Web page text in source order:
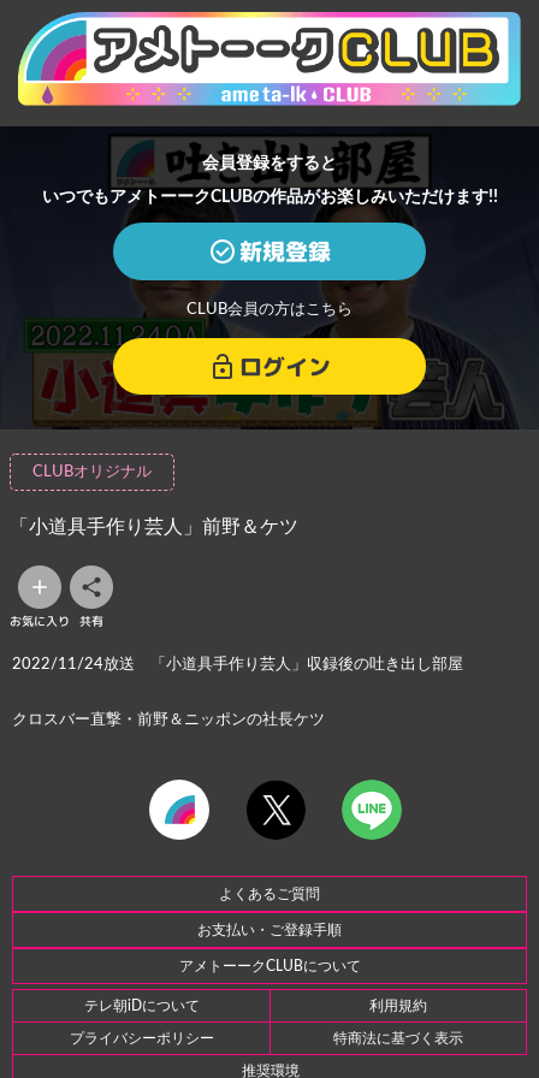
会員登録をすると
いつでもアメトーークCLUBの作品がお楽しみいただけます!!
新規登録
CLUB会員の方はこちら
ログイン
CLUBオリジナル
「小道具手作り芸人」前野＆ケツ
お気に入り 共有
2022/11/24放送 「小道具手作り芸人」収録後の吐き出し部屋
クロスバー直撃・前野＆ニッポンの社長ケツ
よくあるご質問
お支払い・ご登録手順
アメトーークCLUBについて
テレ朝iDについて 利用規約
プライバシーポリシー 特商法に基づく表示
推奨環境